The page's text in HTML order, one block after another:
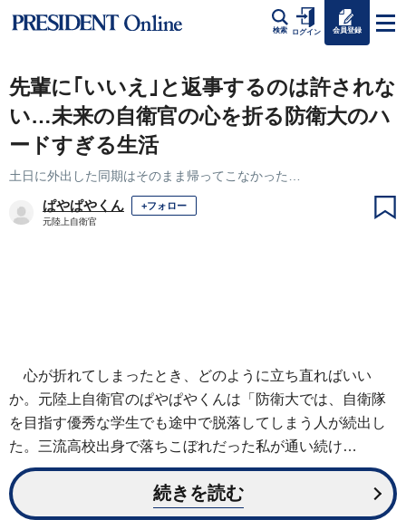
検索 ログイン 会員登録
先輩に｢いいえ｣と返事するのは許されな
い…未来の自衛官の心を折る防衛大のハ
ードすぎる生活
土日に外出した同期はそのまま帰ってこなかった…
ぱやぱやくん +フォロー
元陸上自衛官
心が折れてしまったとき、どのように立ち直ればいい
か。元陸上自衛官のぱやぱやくんは「防衛大では、自衛隊
を目指す優秀な学生でも途中で脱落してしまう人が続出し
た。三流高校出身で落ちこぼれだった私が通い続け…
続きを読む